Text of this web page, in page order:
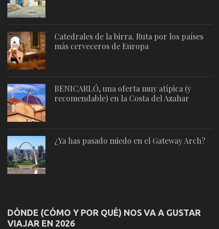
Catedrales de la birra. Ruta por los países
más cerveceros de Europa
BENICARLÓ, una oferta muy atípica (y
recomendable) en la Costa del Azahar
¿Ya has pasado miedo en el Gateway Arch?
DÓNDE (CÓMO Y POR QUÉ) NOS VA A GUSTAR
VIAJAR EN 2026